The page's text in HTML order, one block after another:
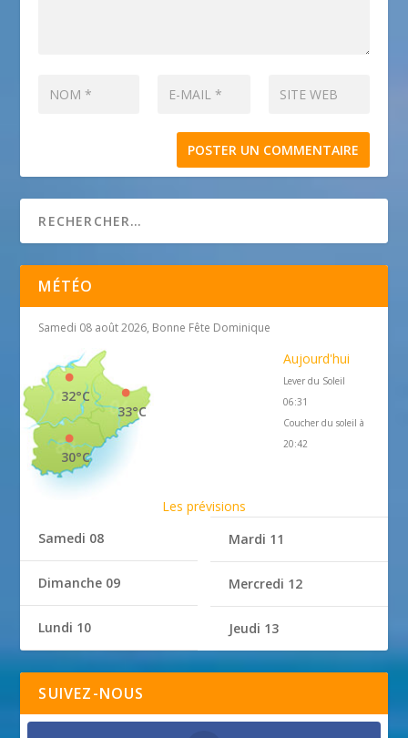
MÉTÉO
Samedi 08 août 2026, Bonne Fête Dominique
33°C
32°C
30°C
Aujourd'hui
Lever du Soleil
06:31
Coucher du soleil à
20:42
Les prévisions
Samedi 08
Dimanche 09
Lundi 10
Mardi 11
Mercredi 12
Jeudi 13
SUIVEZ-NOUS